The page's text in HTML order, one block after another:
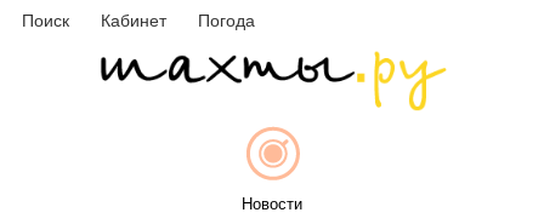
Поиск Кабинет Погода
Новости